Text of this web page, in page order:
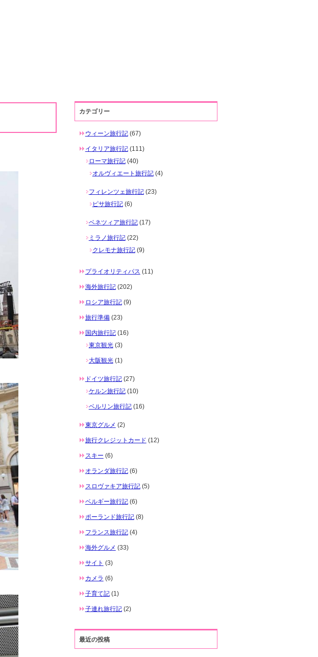
カテゴリー
ウィーン旅行記(67)
イタリア旅行記(111)
ローマ旅行記(40)
オルヴィエート旅行記(4)
フィレンツェ旅行記(23)
ピサ旅行記(6)
ベネツィア旅行記(17)
ミラノ旅行記(22)
クレモナ旅行記(9)
プライオリティパス (11)
海外旅行記(202)
ロシア旅行記(9)
旅行準備(23)
国内旅行記(16)
東京観光(3)
大阪観光(1)
ドイツ旅行記(27)
ケルン旅行記(10)
ベルリン旅行記(16)
東京グルメ (2)
旅行クレジットカード (12)
スキー (6)
オランダ旅行記(6)
スロヴァキア旅行記(5)
ベルギー旅行記(6)
ポーランド旅行記(8)
フランス旅行記(4)
海外グルメ (33)
サイト (3)
カメラ (6)
子育て記(1)
子連れ旅行記(2)
最近の投稿